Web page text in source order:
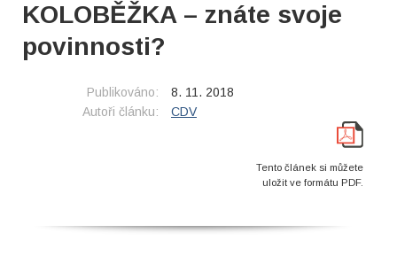
KOLOBĚŽKA – znáte svoje
povinnosti?
Publikováno:
8. 11. 2018
Autoři článku:
CDV
Tento článek si můžete
uložit ve formátu PDF.